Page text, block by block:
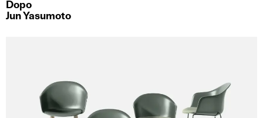
Dopo
Jun Yasumoto